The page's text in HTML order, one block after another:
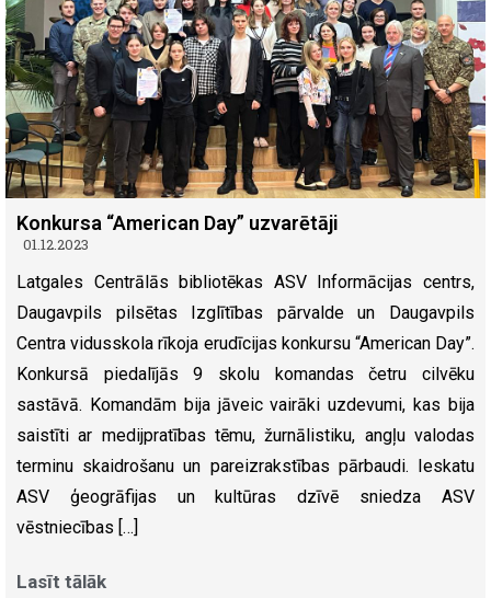
Konkursa “American Day” uzvarētāji
01.12.2023
Latgales Centrālās bibliotēkas ASV Informācijas centrs,
Daugavpils pilsētas Izglītības pārvalde un Daugavpils
Centra vidusskola rīkoja erudīcijas konkursu “American Day”.
Konkursā piedalījās 9 skolu komandas četru cilvēku
sastāvā. Komandām bija jāveic vairāki uzdevumi, kas bija
saistīti ar medijpratības tēmu, žurnālistiku, angļu valodas
terminu skaidrošanu un pareizrakstības pārbaudi. Ieskatu
ASV ģeogrāfijas un kultūras dzīvē sniedza ASV
vēstniecības […]
Lasīt tālāk